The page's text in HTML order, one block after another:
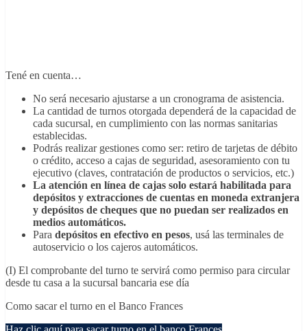
Tené en cuenta…
No será necesario ajustarse a un cronograma de asistencia.
La cantidad de turnos otorgada dependerá de la capacidad de
cada sucursal, en cumplimiento con las normas sanitarias
establecidas.
Podrás realizar gestiones como ser: retiro de tarjetas de débito
o crédito, acceso a cajas de seguridad, asesoramiento con tu
ejecutivo (claves, contratación de productos o servicios, etc.)
La atención en línea de cajas solo estará habilitada para
depósitos y extracciones de cuentas en moneda extranjera
y depósitos de cheques que no puedan ser realizados en
medios automáticos.
Para depósitos en efectivo en pesos, usá las terminales de
autoservicio o los cajeros automáticos.
(I) El comprobante del turno te servirá como permiso para circular
desde tu casa a la sucursal bancaria ese día
Como sacar el turno en el Banco Frances